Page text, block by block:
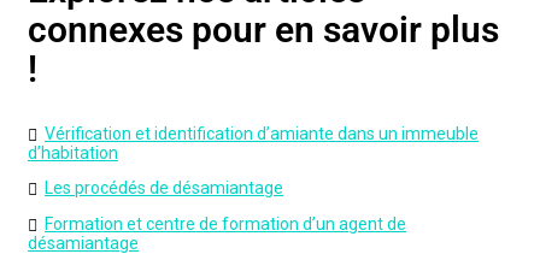
connexes pour en savoir plus
!
Vérification et identification d’amiante dans un immeuble
d’habitation
Les procédés de désamiantage
Formation et centre de formation d’un agent de
désamiantage